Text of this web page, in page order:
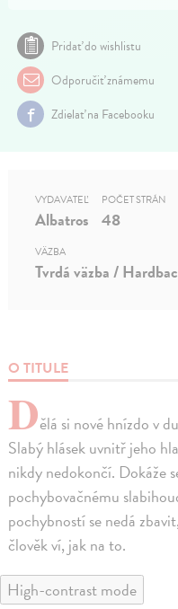
Pridať do wishlistu
Odporučiť známemu
Zdielať na Facebooku
O TITULE
Dělá si nové hnízdo v
Slabý hlásek uvnitř jeho
nikdy nedokončí. Dokáže
pochybovačnému
pochybností se nedá
člověk ví, jak na to.
VYDAVATEĽ
Albatros
POČET STRÁN
48
VÄZBA
Tvrdá väzba /
High-contrast mode